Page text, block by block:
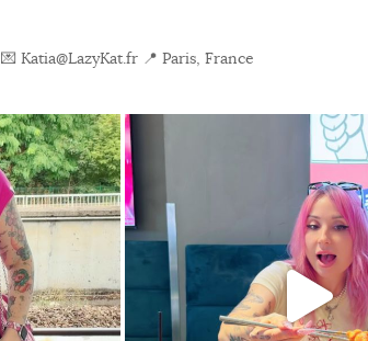
💌 Katia@LazyKat.fr 📍 Paris, France